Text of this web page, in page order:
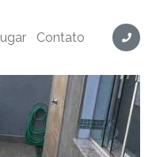
Contato